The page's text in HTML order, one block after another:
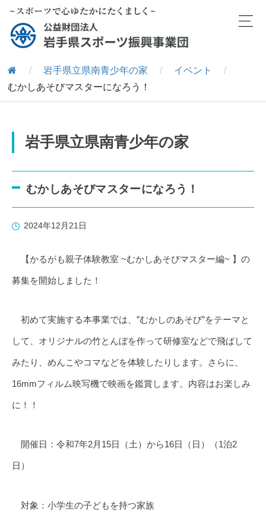
/ 岩手県立県南青少年の家 / イベント
/
むかしあそびマスターになろう！
岩手県立県南青少年の家
むかしあそびマスターになろう！
2024年12月21日
【かるがも親子体験教室 ~むかしあそびマスター編~ 】の
募集を開始しました！
初めて実施する本事業では、”むかしのあそび”をテーマと
して、オリジナルの竹とんぼを作って研修室などで飛ばして
みたり、めんこやコマなどを体験したりします。さらに、
16mmフィルム映写機で映画を鑑賞します。内容はお楽しみ
に！！
開催日：令和7年2月15日（土）から16日（日）（1泊2
日）
対象：小学生の子どもを持つ家族